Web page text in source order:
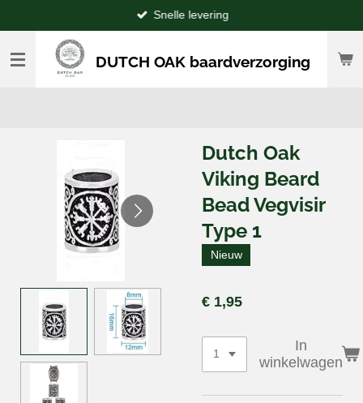
direct
naar
hoofdinhoud
DUTCH OAK baardverzorging
Snelle levering
Dutch Oak
Viking Beard
Bead Vegvisir
Type 1
Nieuw
€ 1,95
In
winkelwagen